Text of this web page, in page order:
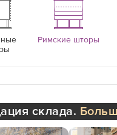
Римские шторы
склада.